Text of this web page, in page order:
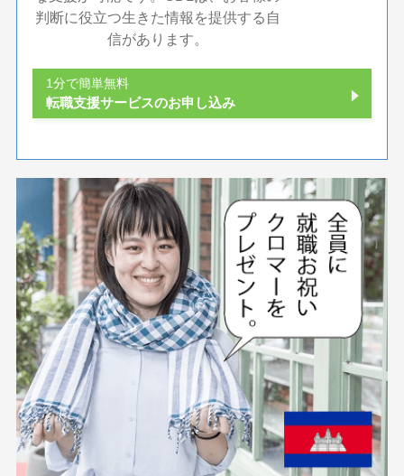
判断に役立つ生きた情報を提供する自
信があります。
1分で簡単無料
転職支援サービスのお申し込み